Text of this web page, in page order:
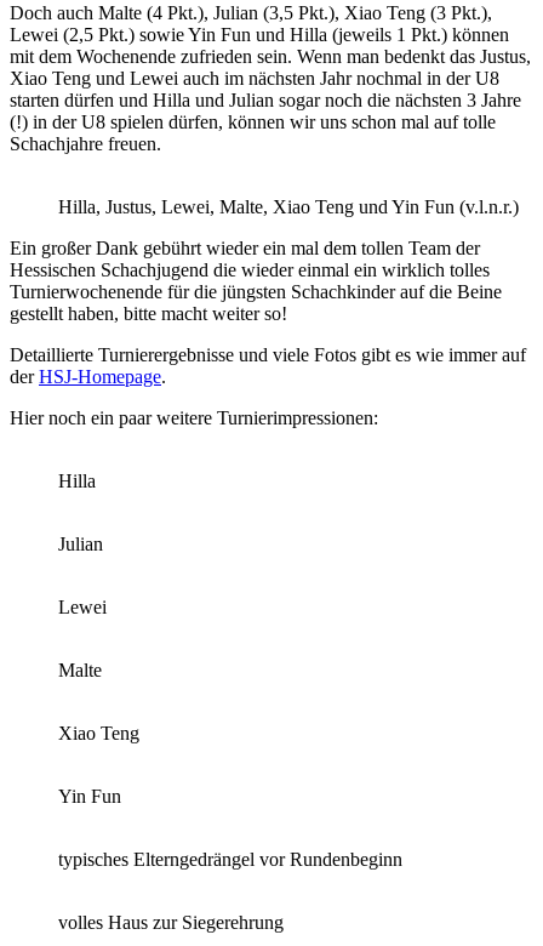
Doch auch Malte (4 Pkt.), Julian (3,5 Pkt.), Xiao Teng (3 Pkt.),
Lewei (2,5 Pkt.) sowie Yin Fun und Hilla (jeweils 1 Pkt.) können
mit dem Wochenende zufrieden sein. Wenn man bedenkt das Justus,
Xiao Teng und Lewei auch im nächsten Jahr nochmal in der U8
starten dürfen und Hilla und Julian sogar noch die nächsten 3 Jahre
(!) in der U8 spielen dürfen, können wir uns schon mal auf tolle
Schachjahre freuen.
Hilla, Justus, Lewei, Malte, Xiao Teng und Yin Fun (v.l.n.r.)
Ein großer Dank gebührt wieder ein mal dem tollen Team der
Hessischen Schachjugend die wieder einmal ein wirklich tolles
Turnierwochenende für die jüngsten Schachkinder auf die Beine
gestellt haben, bitte macht weiter so!
Detaillierte Turnierergebnisse und viele Fotos gibt es wie immer auf
derHSJ-Homepage.
Hier noch ein paar weitere Turnierimpressionen:
Hilla
Julian
Lewei
Malte
Xiao Teng
Yin Fun
typisches Elterngedrängel vor Rundenbeginn
volles Haus zur Siegerehrung